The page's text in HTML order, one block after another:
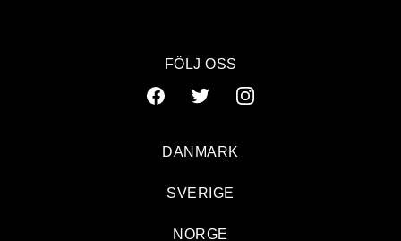
FÖLJ OSS
DANMARK
SVERIGE
NORGE